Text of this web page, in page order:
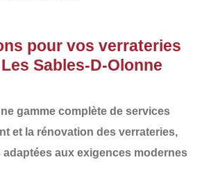
pour vos verrateries
Sables-D-Olonne
gamme complète de services
et la rénovation des verrateries,
aux exigences modernes